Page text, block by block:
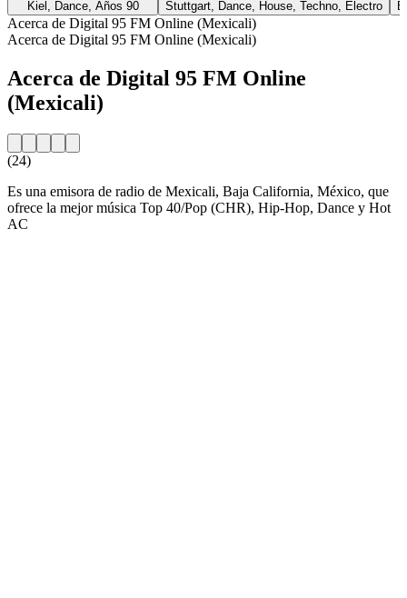
Kiel, Dance, Años 90
Stuttgart, Dance, House, Techno, Electro
Acerca de Digital 95 FM Online (Mexicali)
Acerca de Digital 95 FM Online (Mexicali)
Acerca de Digital 95 FM Online
(Mexicali)
(24)
Es una emisora de radio de Mexicali, Baja California, México, que
ofrece la mejor música Top 40/Pop (CHR), Hip-Hop, Dance y Hot
AC